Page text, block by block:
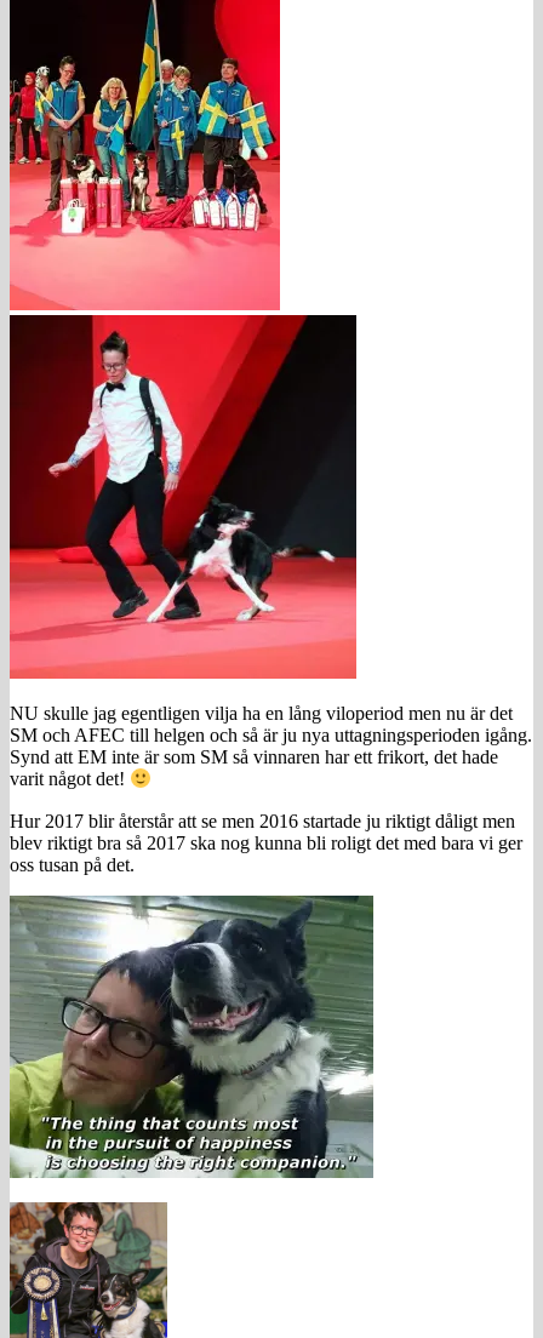
NU skulle jag egentligen vilja ha en lång viloperiod men nu är det
SM och AFEC till helgen och så är ju nya uttagningsperioden igång.
Synd att EM inte är som SM så vinnaren har ett frikort, det hade
varit något det!
Hur 2017 blir återstår att se men 2016 startade ju riktigt dåligt men
blev riktigt bra så 2017 ska nog kunna bli roligt det med bara vi ger
oss tusan på det.